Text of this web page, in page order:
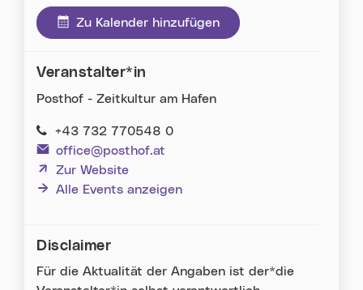
Zu Kalender hinzufügen
Veranstalter*in
Posthof - Zeitkultur am Hafen
+43 732 770548 0
office@posthof.at
Zur Website
(neues Fenster)
Alle Events anzeigen
Disclaimer
Für die Aktualität der Angaben ist der*die